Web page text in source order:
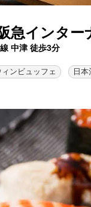
急インター
中津 徒歩3分
ンビュッフェ 日本